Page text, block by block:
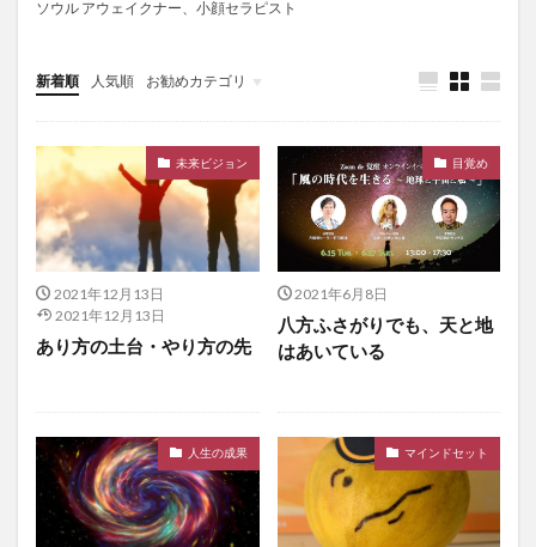
ソウル アウェイクナー、小顔セラピスト
新着順 人気順 お勧めカテゴリ
未分類
未来ビジョン
2021年12月13日
2021年12月13日
あり方の土台・やり方の先
目覚め
2021年6月8日
八方ふさがりでも、天と地
はあいている
人生の成果 マインドセット